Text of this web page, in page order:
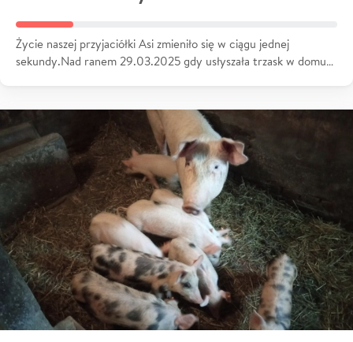
Życie naszej przyjaciółki Asi zmieniło się w ciągu jednej
sekundy.Nad ranem 29.03.2025 gdy usłyszała trzask w domu…